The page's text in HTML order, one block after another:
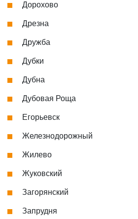
Дорохово
Дрезна
Дружба
Дубки
Дубна
Дубовая Роща
Егорьевск
Железнодорожный
Жилево
Жуковский
Загорянский
Запрудня